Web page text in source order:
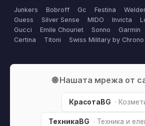
Junkers Bobroff Gc Festina
Guess
Silver Sense MIDO Invicta
Gucci
Emile Chouriet Sonno Garmin
Certina
Titoni Swiss Military by Chrono
🌐 Нашата мрежа от
КрасотаBG ·
ТехникаBG · Техника и